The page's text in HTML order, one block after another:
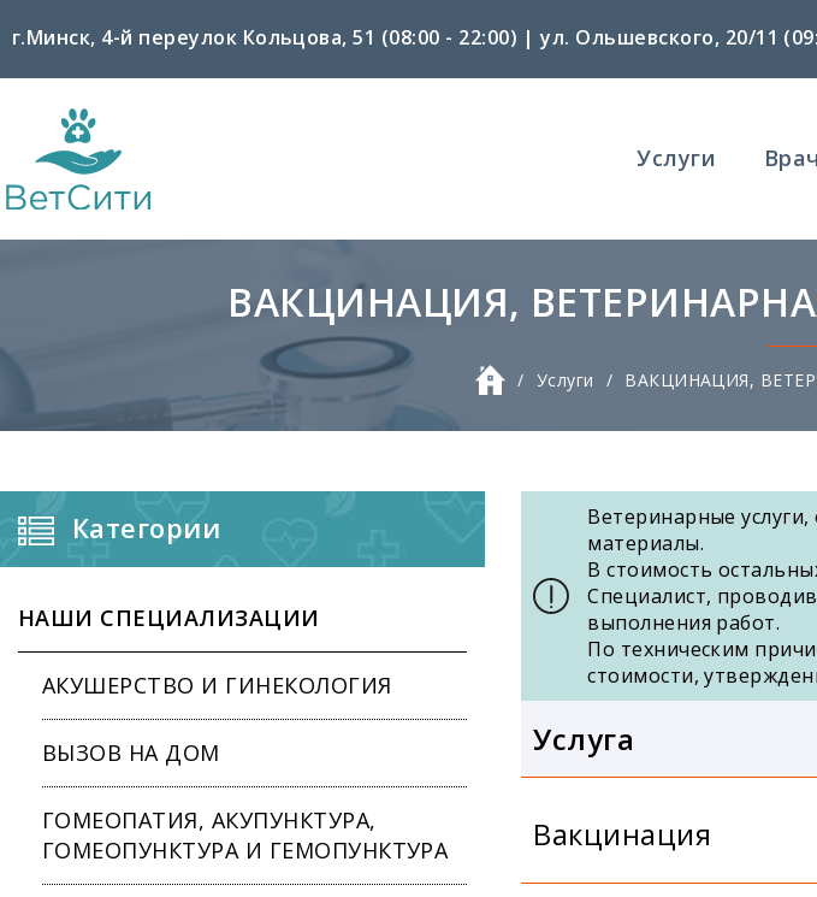
г.Минск, 4-й переулок Кольцова, 51 (08:00 - 22:00) | ул. Ольшевского, 20/11
Main
Услуги
ВАКЦИНАЦИЯ,
Строка
навигации
/ Услуги / ВАКЦИНАЦИЯ,
Категории
НАШИ СПЕЦИАЛИЗАЦИИ
АКУШЕРСТВО И ГИНЕКОЛОГИЯ
ВЫЗОВ НА ДОМ
ГОМЕОПАТИЯ, АКУПУНКТУРА,
ГОМЕОПУНКТУРА И ГЕМОПУНКТУРА
Ветеринарные
материалы.
В стоимость
Специалист,
выполнения работ.
По техническим
стоимости,
Услуга
Вакцинация